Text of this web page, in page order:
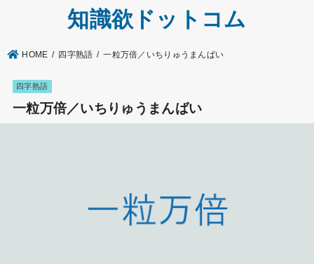
知識欲ドットコム
HOME 四字熟語 一粒万倍／いちりゅうまんばい
四字熟語
一粒万倍／いちりゅうまんばい